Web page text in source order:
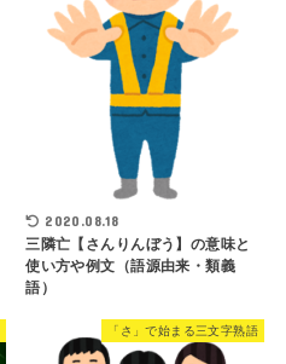
2020.08.18
三隣亡【さんりんぼう】の意味と
使い方や例文（語源由来・類義
語）
「さ」で始まる三文字熟語